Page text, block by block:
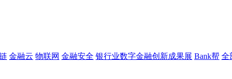
金融云 物联网 金融安全 银行业数字金融创新成果展 Bank帮 全